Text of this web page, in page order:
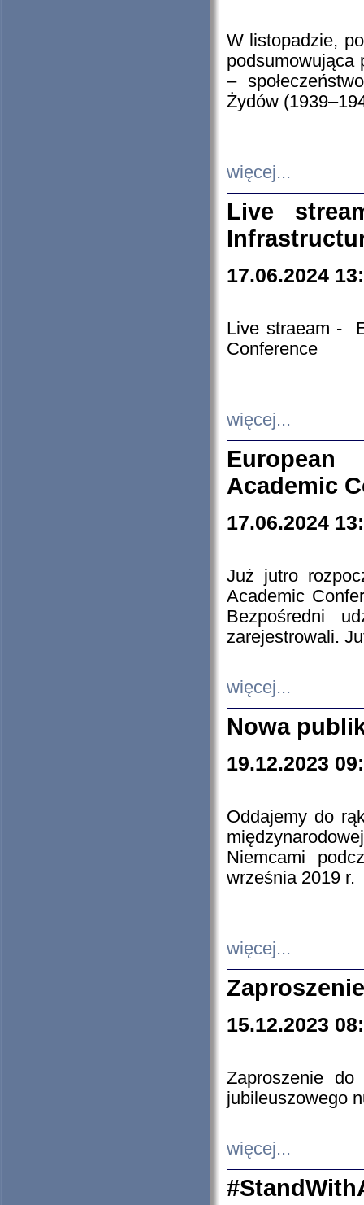
W listopadzie,
podsumowująca
–
Żydów
więcej...
Live
17.06.2024
Live straeam -
Conference
więcej...
European
Academic
17.06.2024
Już jutro
Academic
Bezpośredni
zarejestrowali.
więcej...
Nowa
19.12.2023
Oddajemy do
Niemcami
września 2019 r.
więcej...
15.12.2023
Zaproszenie do
jubileuszowego
więcej...